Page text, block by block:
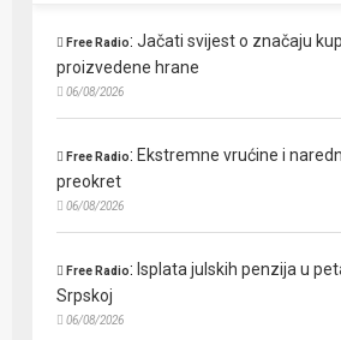
Free Radio:Jačati svijest o značaju
proizvedene hrane
06/08/2026
Free Radio: Ekstremne vrućine i
preokret
06/08/2026
Free Radio: Isplata julskih penzija u
Srpskoj
06/08/2026